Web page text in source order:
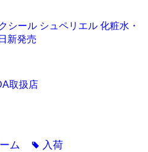
シール シュペリエル 化粧水・
新発売
取扱店
ム tag 入荷